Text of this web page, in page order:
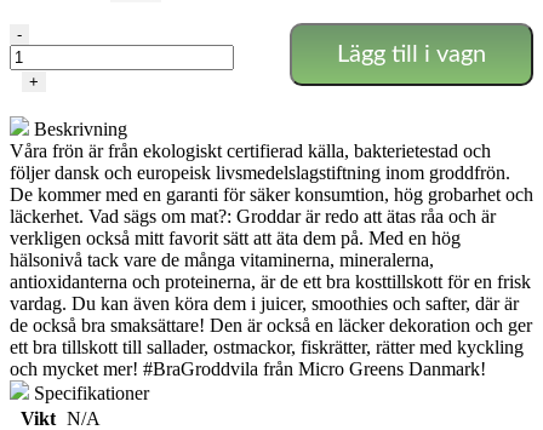
Vitlök
mängd
-
+
Lägg till i vagn
Beskrivning
Våra frön är från ekologiskt certifierad källa, bakterietestad och
följer dansk och europeisk livsmedelslagstiftning inom groddfrön.
De kommer med en garanti för säker konsumtion, hög grobarhet och
läckerhet. Vad sägs om mat?: Groddar är redo att ätas råa och är
verkligen också mitt favorit sätt att äta dem på. Med en hög
hälsonivå tack vare de många vitaminerna, mineralerna,
antioxidanterna och proteinerna, är de ett bra kosttillskott för en frisk
vardag. Du kan även köra dem i juicer, smoothies och safter, där är
de också bra smaksättare! Den är också en läcker dekoration och ger
ett bra tillskott till sallader, ostmackor, fiskrätter, rätter med kyckling
och mycket mer! #BraGroddvila från Micro Greens Danmark!
Specifikationer
Vikt N/A